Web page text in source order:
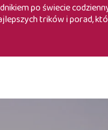
po świecie
trików i porad,